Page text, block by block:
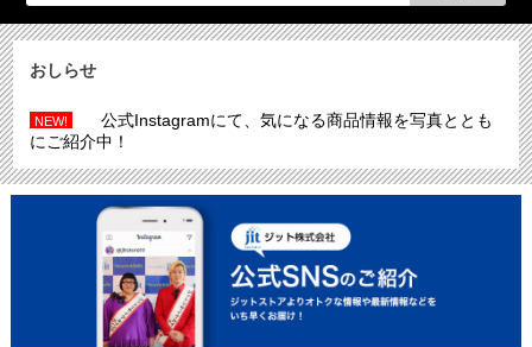
おしらせ
NEW!
公式Instagramにて、気になる商品情報を写真ととも
にご紹介中！